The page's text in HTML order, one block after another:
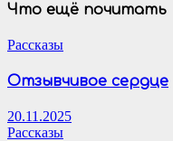
Что ещё почитать
Рассказы
Отзывчивое сердце
20.11.2025
Рассказы